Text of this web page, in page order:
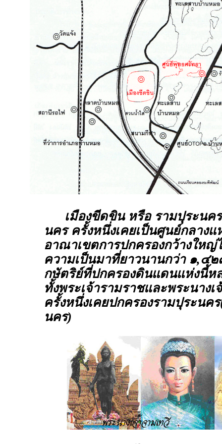
เมืองขีดขิน หรือ รามปุระนคร
นคร ครั้งหนึ่งเคยเป็นศูนย์กลาง
อาณาเขตการปกครองกว้างใหญ่
ความเป็นมาที่ยาวนานกว่า ๑,๔
กษัตริย์ที่ปกครองดินแดนแห่งนี้ห
ทั้งพระเจ้ารามราชและพระนางเ
ครั้งหนึ่งเคยปกครองรามปุระนค
นคร)